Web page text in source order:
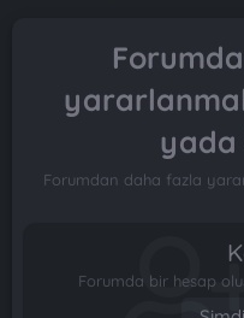
yada
Forumdan daha fazla
Forumda bir hesap